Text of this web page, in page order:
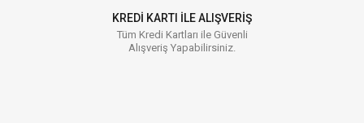
KREDİ KARTI İLE ALIŞVERİŞ
Tüm Kredi Kartları ile Güvenli
Alışveriş Yapabilirsiniz.